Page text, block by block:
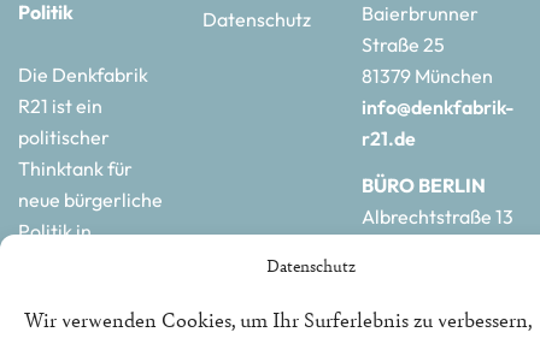
Datenschutz
Wir verwenden Cookies, um Ihr Surferlebnis zu verbessern,
Politik
Die Denkfabrik
R21 ist ein
politischer
Thinktank für
neue bürgerliche
Politik in
Datenschutz
Baierbrunner
Straße 25
81379 München
info@denkfabrik-
r21.de
BÜRO BERLIN
Albrechtstraße 13
r21.de